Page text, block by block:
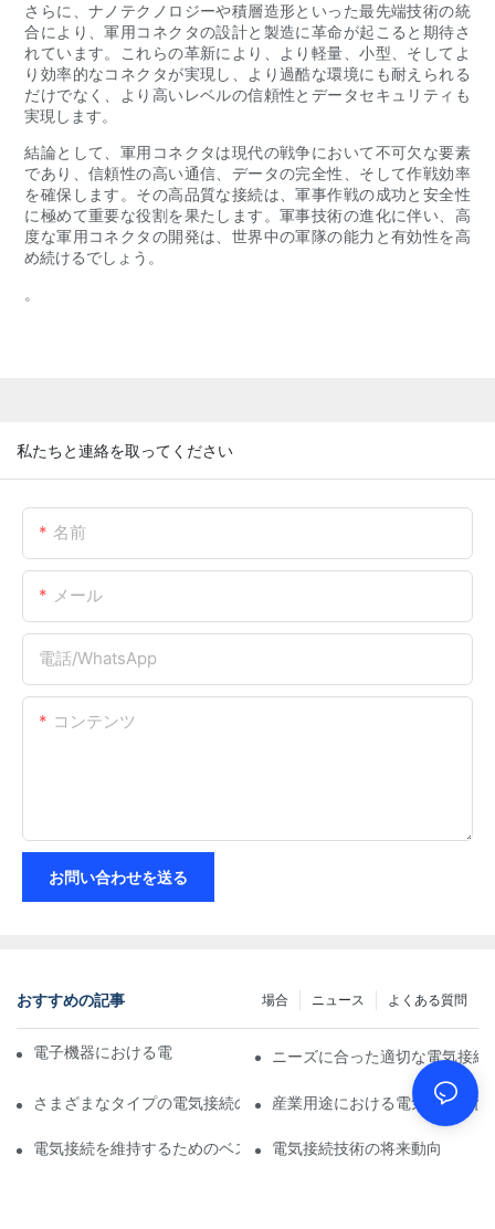
さらに、ナノテクノロジーや積層造形といった最先端技術の統
合により、軍用コネクタの設計と製造に革命が起こると期待さ
れています。これらの革新により、より軽量、小型、そしてよ
り効率的なコネクタが実現し、より過酷な環境にも耐えられる
だけでなく、より高いレベルの信頼性とデータセキュリティも
実現します。
結論として、軍用コネクタは現代の戦争において不可欠な要素
であり、信頼性の高い通信、データの完全性、そして作戦効率
を確保します。その高品質な接続は、軍事作戦の成功と安全性
に極めて重要な役割を果たします。軍事技術の進化に伴い、高
度な軍用コネクタの開発は、世界中の軍隊の能力と有効性を高
め続けるでしょう。
。
私たちと連絡を取ってください
名前
メール
電話/WhatsApp
コンテンツ
お問い合わせを送る
おすすめの記事 よくある質問
ニュース
場合
電子機器における電気接続への技術の影響ニーズに合った適切な電気接続
さまざまなタイプの電気接続の比較分析産業用途における電気接続の役
電気接続を維持するためのベストプラクティス電気接続技術の将来動向